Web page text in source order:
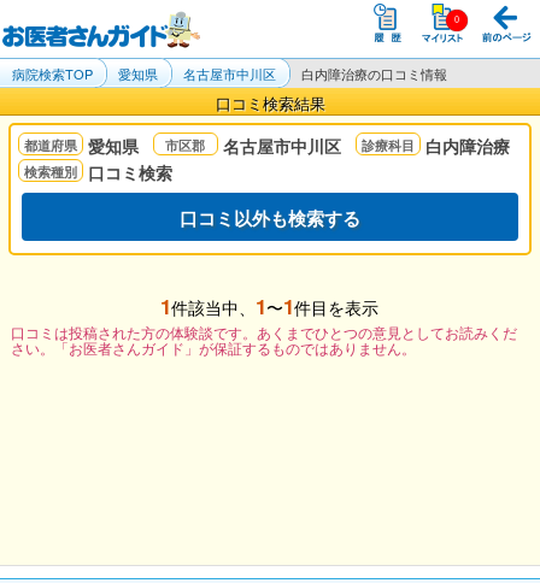
病院検索TOP 愛知県 名古屋市中川区 白内障治療の口コミ情報
口コミ検索結果
愛知県 名古屋市中川区
白内障治療
口コミ検索
口コミ以外も検索する
1件該当中、 1〜1件目を表示
口コミは投稿された方の体験談です。あくまでひとつの意見としてお読みくだ
さい。「お医者さんガイド」が保証するものではありません。